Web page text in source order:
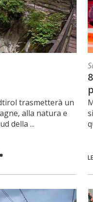
trasmetterà un
alla natura e
della ...